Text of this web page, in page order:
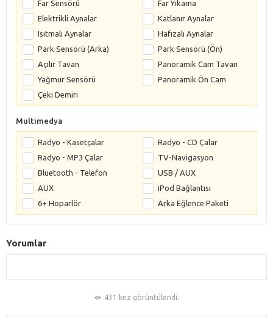
Far Sensörü
Far Yıkama
Elektrikli Aynalar
Katlanır Aynalar
Isıtmalı Aynalar
Hafızalı Aynalar
Park Sensörü (Arka)
Park Sensörü (Ön)
Açılır Tavan
Panoramik Cam Tavan
Yağmur Sensörü
Panoramik Ön Cam
Çeki Demiri
Multimedya
Radyo - Kasetçalar
Radyo - CD Çalar
Radyo - MP3 Çalar
TV-Navigasyon
Bluetooth - Telefon
USB / AUX
AUX
iPod Bağlantısı
6+ Hoparlör
Arka Eğlence Paketi
Yorumlar
431 kez görüntülendi.